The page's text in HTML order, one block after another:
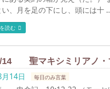
、月を足の下にし、頭には十
読む
14 聖マキシミリアノ・
14日 毎日のみ言葉